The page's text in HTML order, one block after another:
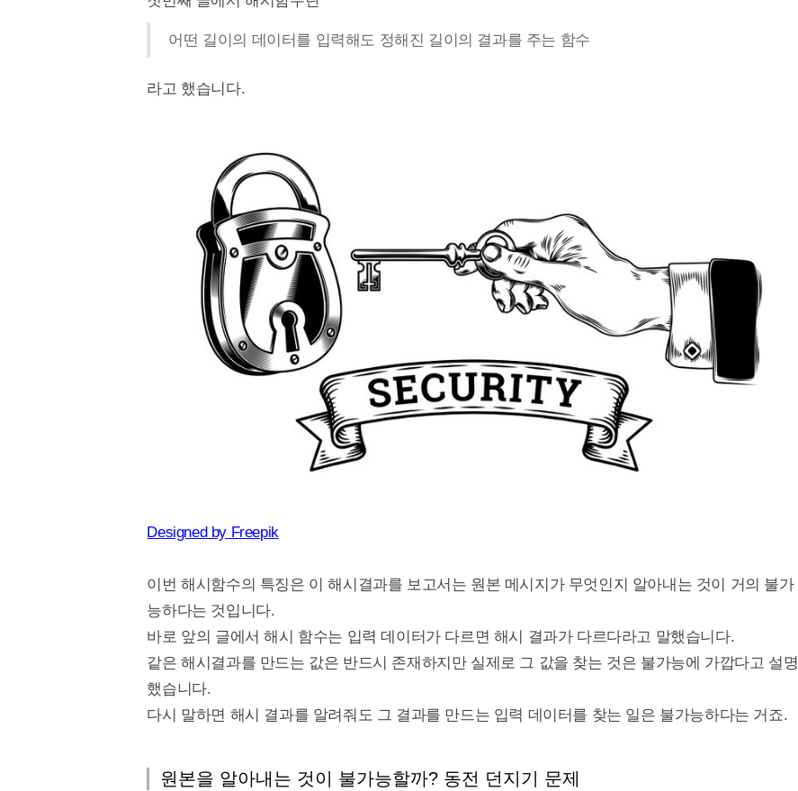
어떤 길이의 데이터를 입력해도 정해진 길이의 결과를 주는 함수
라고 했습니다.
Designed by Freepik
이번 해시함수의 특징은 이 해시결과를 보고서는 원본 메시지가 무엇인지 알아내는 것이 거의 불가
능하다는 것입니다.
바로 앞의 글에서 해시 함수는 입력 데이터가 다르면 해시 결과가 다르다라고 말했습니다.
같은 해시결과를 만드는 값은 반드시 존재하지만 실제로 그 값을 찾는 것은 불가능에 가깝다고 설명
했습니다.
다시 말하면 해시 결과를 알려줘도 그 결과를 만드는 입력 데이터를 찾는 일은 불가능하다는 거죠.
원본을 알아내는 것이 불가능할까? 동전 던지기 문제